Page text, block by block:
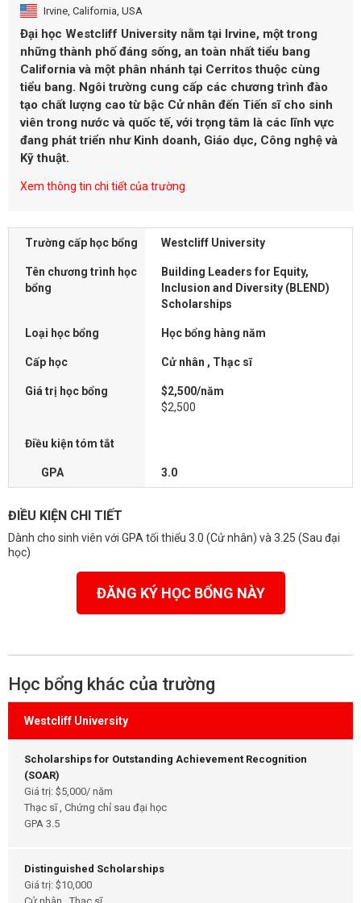
Irvine, California, USA
Đại học Westcliff University nằm tại Irvine, một trong
những thành phố đáng sống, an toàn nhất tiểu bang
California và một phân nhánh tại Cerritos thuộc cùng
tiểu bang. Ngôi trường cung cấp các chương trình đào
tạo chất lượng cao từ bậc Cử nhân đến Tiến sĩ cho sinh
viên trong nước và quốc tế, với trọng tâm là các lĩnh vực
đang phát triển như Kinh doanh, Giáo dục, Công nghệ và
Kỹ thuật.
Xem thông tin chi tiết của trường
Trường cấp học bổng Westcliff University
Tên chương trình học
bổng
Building Leaders for Equity,
Inclusion and Diversity (BLEND)
Scholarships
Loại học bổng Học bổng hàng năm
Cấp học Cử nhân , Thạc sĩ
Giá trị học bổng
$2,500/năm
$2,500
Điều kiện tóm tắt
GPA 3.0
ĐIỀU KIỆN CHI TIẾT
Dành cho sinh viên với GPA tối thiểu 3.0 (Cử nhân) và 3.25 (Sau đại
học)
ĐĂNG KÝ HỌC BỔNG NÀY
Học bổng khác của trường
Westcliff University
Scholarships for Outstanding Achievement Recognition
(SOAR)
Giá trị: $5,000/ năm
Thạc sĩ , Chứng chỉ sau đại học
GPA 3.5
Distinguished Scholarships
Giá trị: $10,000